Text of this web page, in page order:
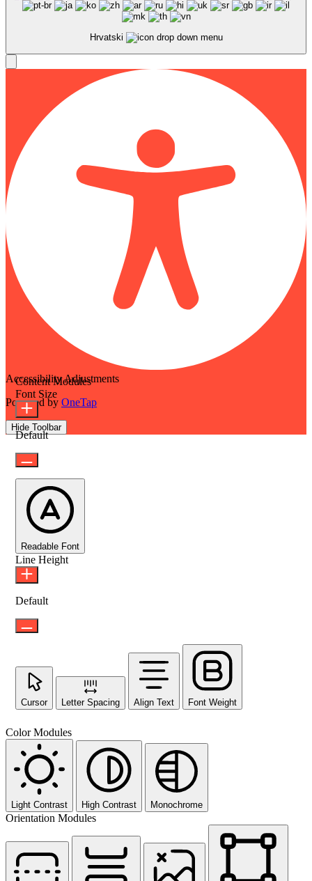
Hrvatski
Accessibility Adjustments
Powered by OneTap
Hide Toolbar
Content Modules
Font Size
Default
Readable Font
Line Height
Default
Cursor Letter Spacing Align Text Font Weight
Color Modules
Light Contrast High Contrast Monochrome
Orientation Modules